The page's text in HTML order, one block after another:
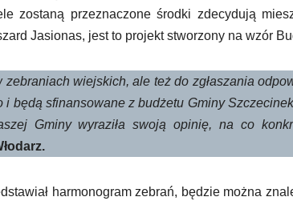
zostaną przeznaczone środki zdecydują
Jasionas, jest to projekt stworzony na wzór
zebraniach wiejskich, ale też do zgłaszania
będą sfinansowane z budżetu Gminy
Gminy wyraziła swoją opinię, na co
harmonogram zebrań, będzie można